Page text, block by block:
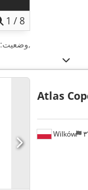
1 /8
وضعیت:,
Wilków
Atlas